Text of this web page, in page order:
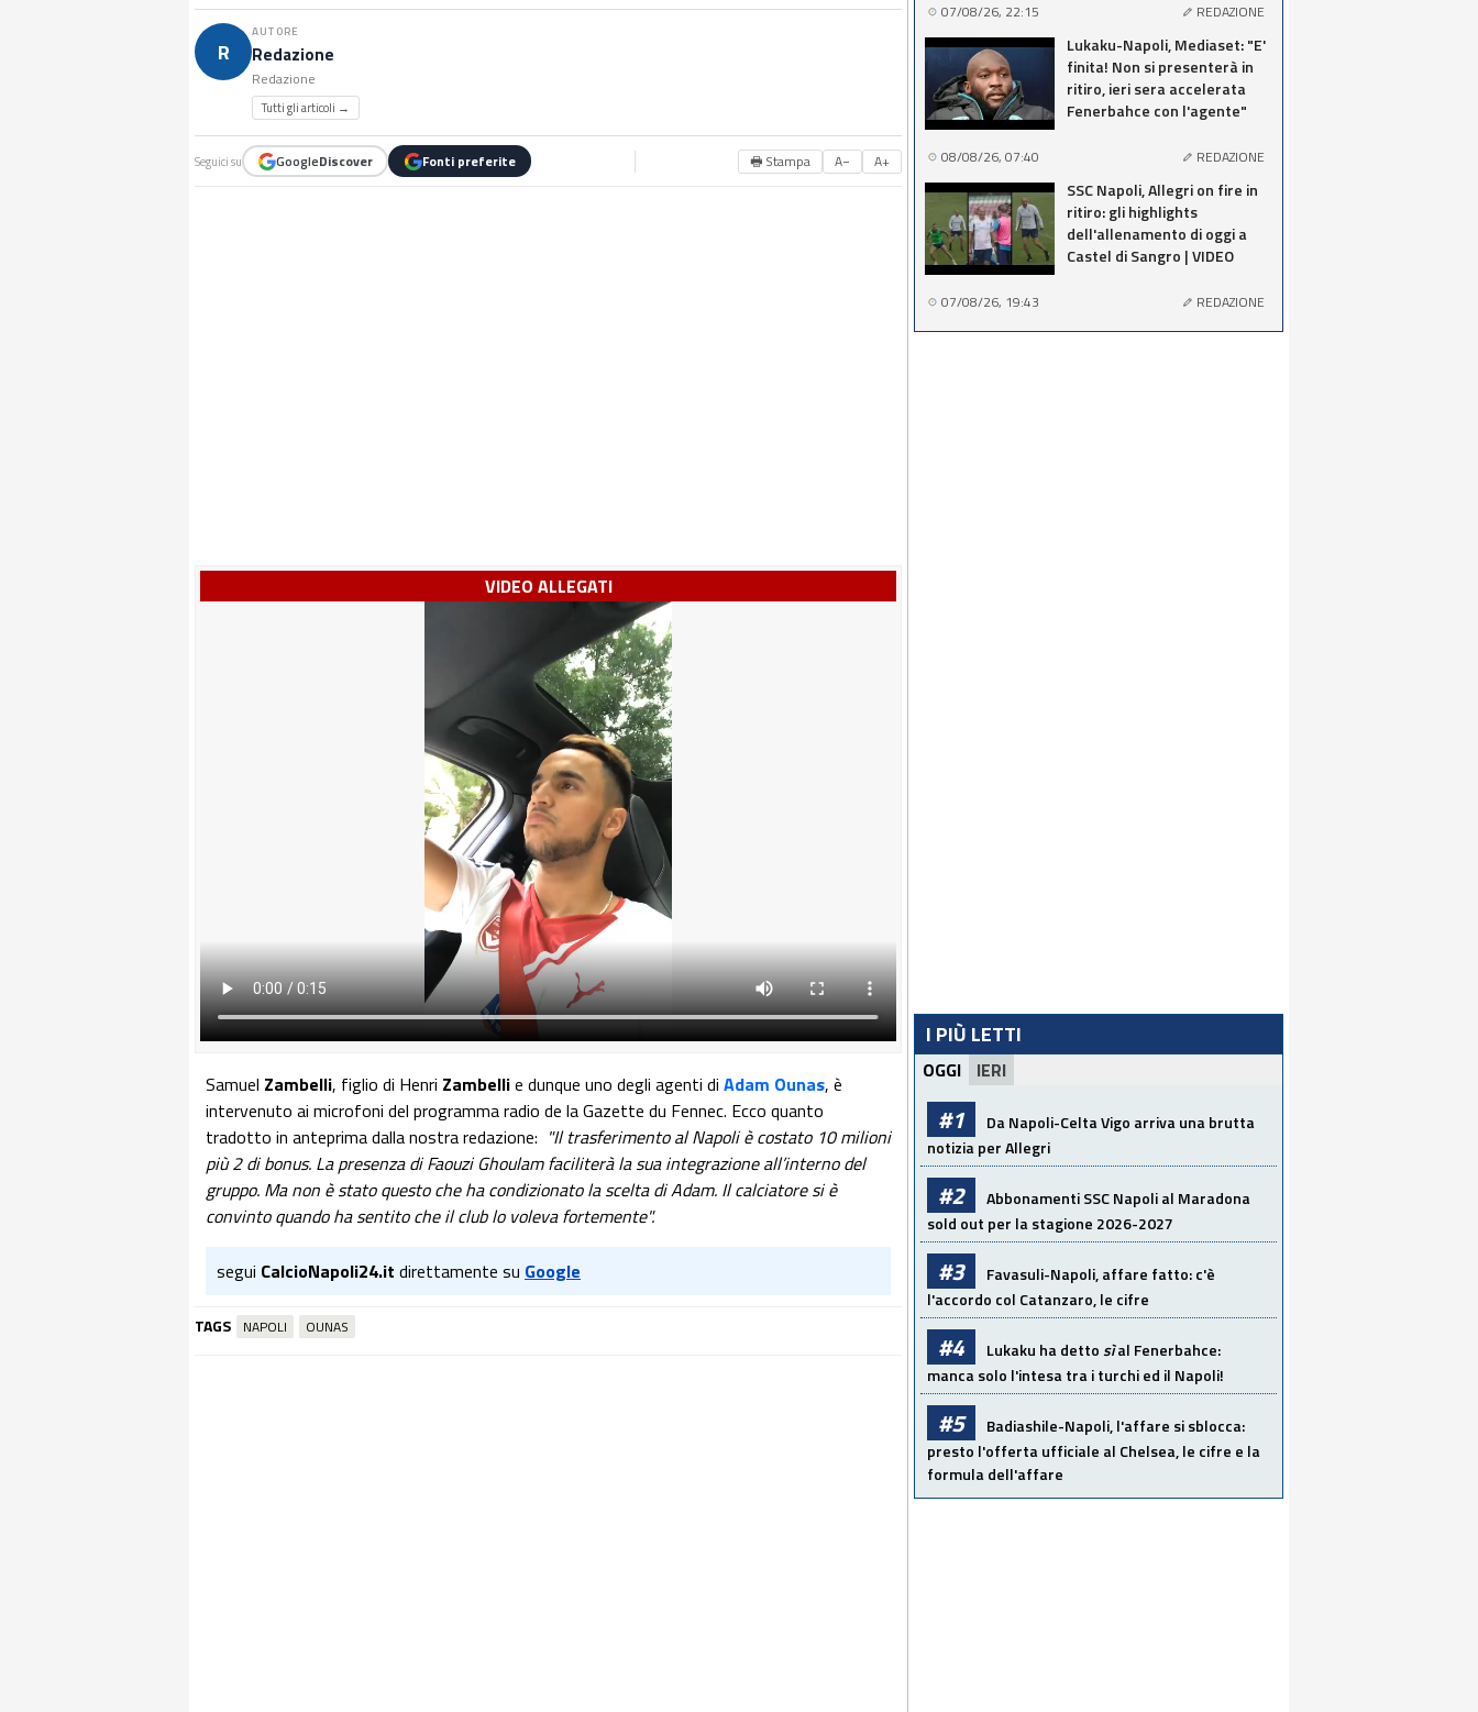
R
AUTORE
Redazione
Redazione
Tutti gli articoli →
Seguici su GoogleDiscover Fonti preferite 🖶 Stampa A− A+
VIDEO ALLEGATI
Samuel Zambelli, figlio di Henri Zambellie dunque uno degli agenti di Adam Ounas, è
intervenuto ai microfoni del programma radio de la Gazette du Fennec. Ecco quanto
tradotto in anteprima dalla nostra redazione: "Il trasferimento al Napoli è costato 10 milioni
più 2 di bonus. La presenza di Faouzi Ghoulam faciliterà la sua integrazione all’interno del
gruppo. Ma non è stato questo che ha condizionato la scelta di Adam. Il calciatore si è
convinto quando ha sentito che il club lo voleva fortemente".
segui CalcioNapoli24.it direttamente su Google
TAGS NAPOLI OUNAS
07/08/26, 22:15 REDAZIONE
Lukaku-Napoli, Mediaset: "E'
finita! Non si presenterà in
ritiro, ieri sera accelerata
Fenerbahce con l'agente"
08/08/26, 07:40 REDAZIONE
SSC Napoli, Allegri on fire in
ritiro: gli highlights
dell'allenamento di oggi a
Castel di Sangro | VIDEO
07/08/26, 19:43 REDAZIONE
I PIÙ LETTI
OGGI IERI
#1
Da Napoli-Celta Vigo arriva una brutta
notizia per Allegri
#2
Abbonamenti SSC Napoli al Maradona
sold out per la stagione 2026-2027
#3
Favasuli-Napoli, affare fatto: c'è
l'accordo col Catanzaro, le cifre
#4 Lukaku ha dettosìal Fenerbahce:
manca solo l'intesa tra i turchi ed il Napoli!
#5
Badiashile-Napoli, l'affare si sblocca:
presto l'offerta ufficiale al Chelsea, le cifre e la
formula dell'affare